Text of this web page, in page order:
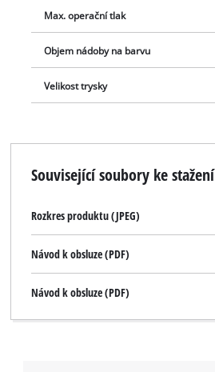
Max. operační tlak
Objem nádoby na barvu
Velikost trysky
Související soubory ke stažení
Rozkres produktu (JPEG)
Návod k obsluze (PDF)
Návod k obsluze (PDF)